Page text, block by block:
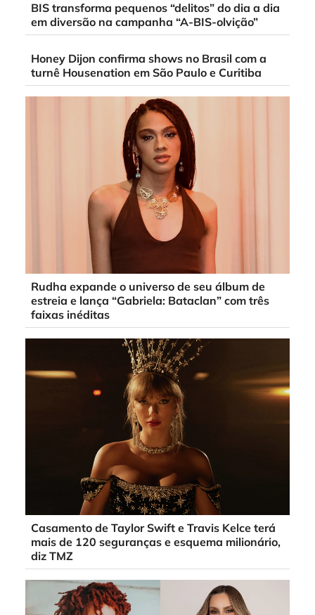
BIS transforma pequenos “delitos” do dia a dia
em diversão na campanha “A-BIS-olvição”
Honey Dijon confirma shows no Brasil com a
turnê Housenation em São Paulo e Curitiba
Rudha expande o universo de seu álbum de
estreia e lança “Gabriela: Bataclan” com três
faixas inéditas
Casamento de Taylor Swift e Travis Kelce terá
mais de 120 seguranças e esquema milionário,
diz TMZ